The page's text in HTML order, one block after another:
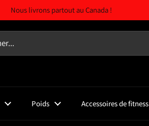
Nous livrons partout au Canada !
Poids Accessoires de fitness